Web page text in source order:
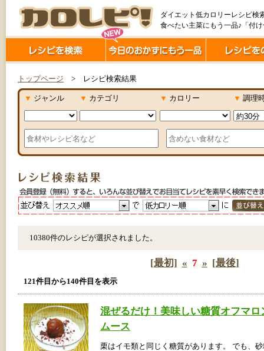
ダイエット低カロリーレシピ検
食べたい主菜にもう一品♪「付
トップページ > レシピ検索結果
▼ ジャンル ▼ カテゴリ ▼ カロリー ▼ 調理
10380件のレシピが選択されました。
[最初] « 7 » [最後]
121件目から140件目を表示
混ぜるだけ！美味しい糖質オフマロ
ムース
栗はイモ類と同じく糖質があります。 でも、